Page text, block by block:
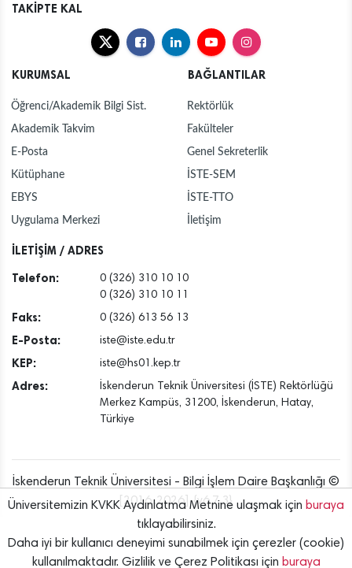
TAKİPTE KAL
KURUMSAL
Öğrenci/Akademik Bilgi Sist.
Akademik Takvim
E-Posta
Kütüphane
EBYS
Uygulama Merkezi
BAĞLANTILAR
Rektörlük
Fakülteler
Genel Sekreterlik
İSTE-SEM
İSTE-TTO
İletişim
İLETİŞİM / ADRES
Telefon:
0 (326) 310 10 10
0 (326) 310 10 11
Faks: 0 (326) 613 56 13
E-Posta: iste@iste.edu.tr
KEP: iste@hs01.kep.tr
Adres:
İskenderun Teknik Üniversitesi (İSTE) Rektörlüğü
Merkez Kampüs, 31200, İskenderun, Hatay,
Türkiye
İskenderun Teknik Üniversitesi - Bilgi İşlem Daire Başkanlığı ©
[2016..2026] {v6.7.3}
Üniversitemizin KVKK Aydınlatma Metnine ulaşmak için buraya
tıklayabilirsiniz.
Daha iyi bir kullanıcı deneyimi sunabilmek için çerezler (cookie)
kullanılmaktadır. Gizlilik ve Çerez Politikası için buraya